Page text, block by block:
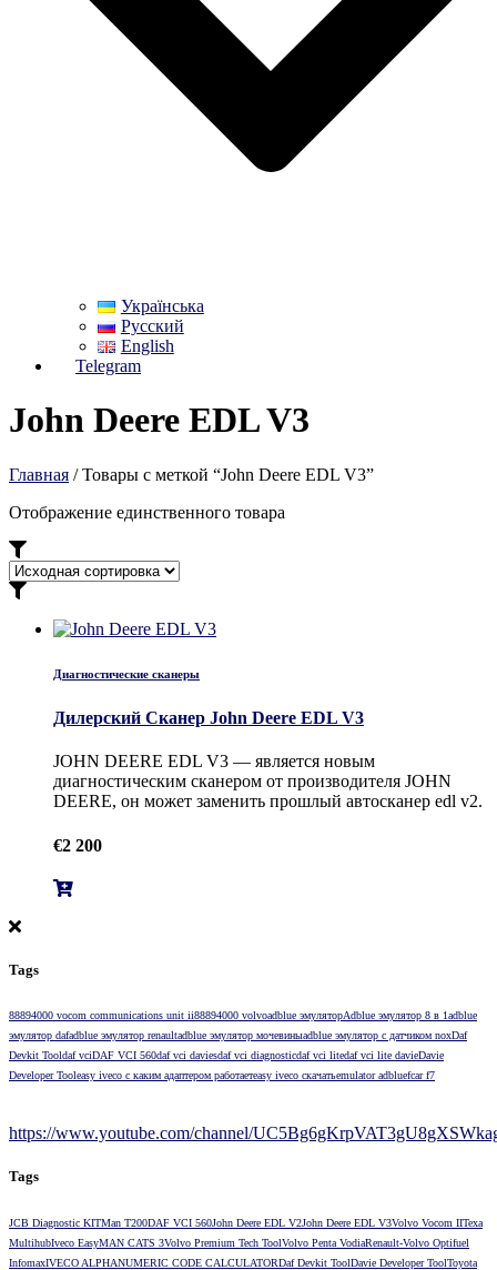
Українська
Русский
English
Telegram
John Deere EDL V3
Главная / Товары с меткой “John Deere EDL V3”
Отображение единственного товара
Диагностические сканеры
Дилерский Сканер John Deere EDL V3
JOHN DEERE EDL V3 — является новым
диагностическим сканером от производителя JOHN
DEERE, он может заменить прошлый автосканер edl v2.
€2 200
Tags
88894000 vocom communications unit ii88894000 volvoadblue эмуляторAdblue эмулятор 8 в 1adblue
эмулятор dafadblue эмулятор renaultadblue эмулятор мочевиныadblue эмулятор с датчиком noxDaf
Devkit Tooldaf vciDAF VCI 560daf vci daviesdaf vci diagnosticdaf vci litedaf vci lite davieDavie
Developer Tooleasy iveco с каким адаптером работаетeasy iveco скачатьemulator adbluefcar f7
https://www.youtube.com/channel/
Tags
JCB Diagnostic KITMan T200DAF VCI 560John Deere EDL V2John Deere EDL V3Volvo Vocom IITexa
MultihubIveco EasyMAN CATS 3Volvo Premium Tech ToolVolvo Penta VodiaRenault-Volvo Optifuel
InfomaxIVECO ALPHANUMERIC CODE CALCULATORDaf Devkit ToolDavie Developer ToolToyota